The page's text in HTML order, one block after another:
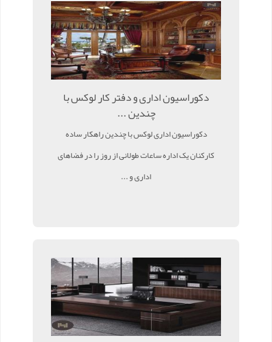
دکوراسیون اداری و دفتر کار لوکس با
چندین ...
دکوراسیون اداری لوکس با چندین راهکار ساده
کارکنان یک اداره ساعات طولانی از روز را در فضاهای
اداری و ...